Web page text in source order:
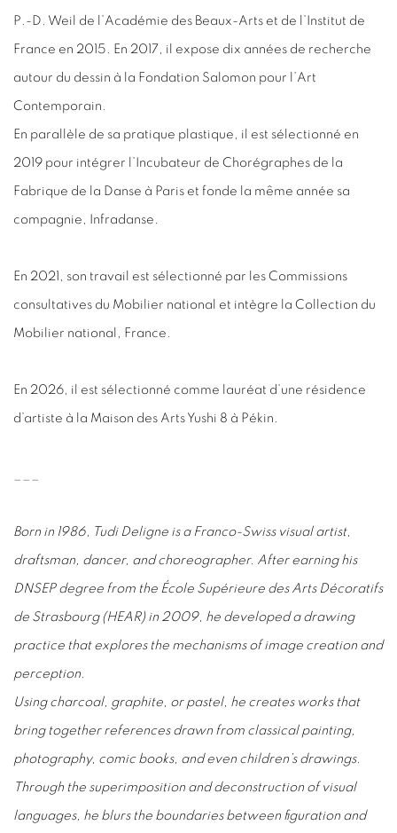
P.-D. Weil de l’Académie des Beaux-Arts et de l’Institut de
France en 2015. En 2017, il expose dix années de recherche
autour du dessin à la Fondation Salomon pour l’Art
Contemporain.
En parallèle de sa pratique plastique, il est sélectionné en
2019 pour intégrer l’Incubateur de Chorégraphes de la
Fabrique de la Danse à Paris et fonde la même année sa
compagnie, Infradanse.
En 2021, son travail est sélectionné par les Commissions
consultatives du Mobilier national et intègre la Collection du
Mobilier national, France.
En 2026, il est sélectionné comme lauréat d’une résidence
d’artiste à la Maison des Arts Yushi 8 à Pékin.
Born in 1986, Tudi Deligne is a Franco-Swiss visual artist,
draftsman, dancer, and choreographer. After earning his
DNSEP degree from the École Supérieure des Arts Décoratifs
de Strasbourg (HEAR) in 2009, he developed a drawing
practice that explores the mechanisms of image creation and
perception.
Using charcoal, graphite, or pastel, he creates works that
bring together references drawn from classical painting,
photography, comic books, and even children’s drawings.
Through the superimposition and deconstruction of visual
languages, he blurs the boundaries between figuration and